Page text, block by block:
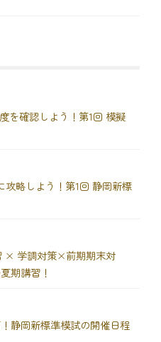
を確認しよう！第1回 模擬
攻略しよう！第1回 静岡新標
× 学調対策×前期期末対
期講習！
静岡新標準模試の開催日程